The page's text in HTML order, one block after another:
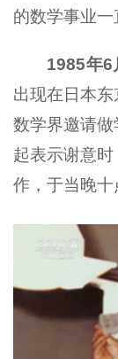
的数学事业一
1985年6
出现在日本
数学界邀请
起表示谢意
作，于当晚十